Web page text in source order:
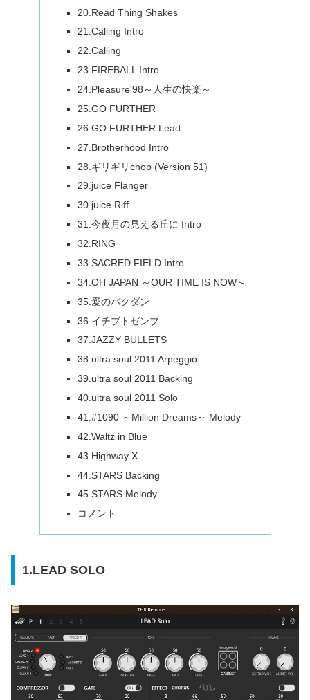
20.Read Thing Shakes
21.Calling Intro
22.Calling
23.FIREBALL Intro
24.Pleasure'98～人生の快楽～
25.GO FURTHER
26.GO FURTHER Lead
27.Brotherhood Intro
28.ギリギリchop (Version 51)
29.juice Flanger
30.juice Riff
31.今夜月の見える丘に Intro
32.RING
33.SACRED FIELD Intro
34.OH JAPAN ～OUR TIME IS NOW～
35.愛のバクダン
36.イチブトゼンブ
37.JAZZY BULLETS
38.ultra soul 2011 Arpeggio
39.ultra soul 2011 Backing
40.ultra soul 2011 Solo
41.#1090 ～Million Dreams～ Melody
42.Waltz in Blue
43.Highway X
44.STARS Backing
45.STARS Melody
コメント
1.LEAD SOLO